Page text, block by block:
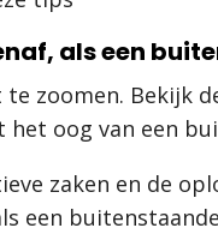
als een
zoomen. Bekijk
oog van een
zaken en de
een